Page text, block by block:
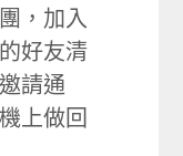
，加入
好友清
請通
上做回